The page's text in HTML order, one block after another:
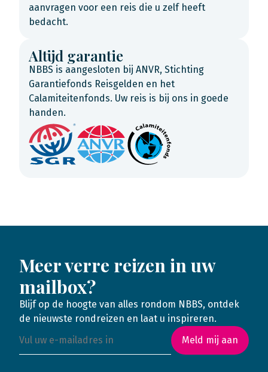
aanvragen voor een reis die u zelf heeft
bedacht.
Altijd garantie
NBBS is aangesloten bij ANVR, Stichting
Garantiefonds Reisgelden en het
Calamiteitenfonds. Uw reis is bij ons in goede
handen.
Meer verre reizen in uw
mailbox?
Blijf op de hoogte van alles rondom NBBS, ontdek
de nieuwste rondreizen en laat u inspireren.
Meld mij aan